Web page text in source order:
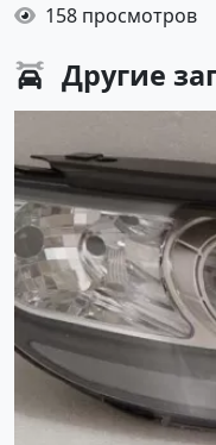
158 просмотров
Другие